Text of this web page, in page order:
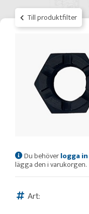
Till produktfilter
Du behöverlogga in
lägga den i varukorgen.
Art: